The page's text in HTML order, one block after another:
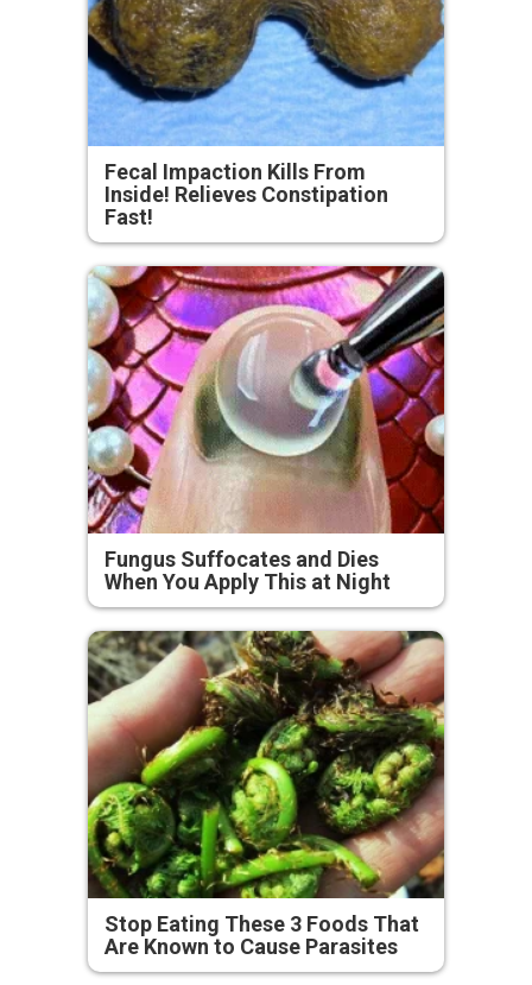
Fecal Impaction Kills From
Inside! Relieves Constipation
Fast!
Fungus Suffocates and Dies
When You Apply This at Night
Stop Eating These 3 Foods That
Are Known to Cause Parasites